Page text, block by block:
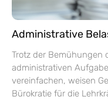
Administrative
Trotz der Bemühungen
administrativen
vereinfachen, weisen
Bürokratie für die